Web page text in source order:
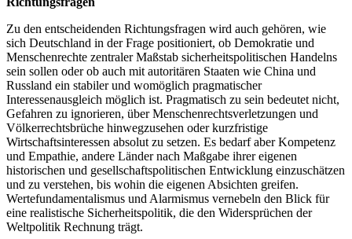
Zu den entscheidenden Richtungsfragen wird auch gehören, wie
sich Deutschland in der Frage positioniert, ob Demokratie und
Menschenrechte zentraler Maßstab sicherheitspolitischen Handelns
sein sollen oder ob auch mit autoritären Staaten wie China und
Russland ein stabiler und womöglich pragmatischer
Interessenausgleich möglich ist. Pragmatisch zu sein bedeutet nicht,
Gefahren zu ignorieren, über Menschenrechtsverletzungen und
Völkerrechtsbrüche hinwegzusehen oder kurzfristige
Wirtschaftsinteressen absolut zu setzen. Es bedarf aber Kompetenz
und Empathie, andere Länder nach Maßgabe ihrer eigenen
historischen und gesellschaftspolitischen Entwicklung einzuschätzen
und zu verstehen, bis wohin die eigenen Absichten greifen.
Wertefundamentalismus und Alarmismus vernebeln den Blick für
eine realistische Sicherheitspolitik, die den Widersprüchen der
Weltpolitik Rechnung trägt.